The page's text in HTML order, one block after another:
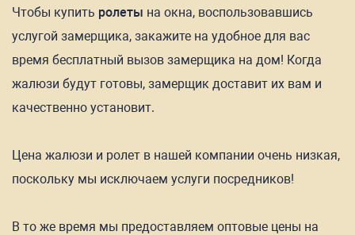
Чтобы купить ролеты на окна, воспользовавшись
услугой замерщика, закажите на удобное для вас
время бесплатный вызов замерщика на дом! Когда
жалюзи будут готовы, замерщик доставит их вам и
качественно установит.
Цена жалюзи и ролет в нашей компании очень низкая,
поскольку мы исключаем услуги посредников!
В то же время мы предоставляем оптовые цены на